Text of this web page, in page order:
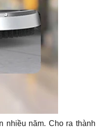
nhiều năm. Cho ra thành